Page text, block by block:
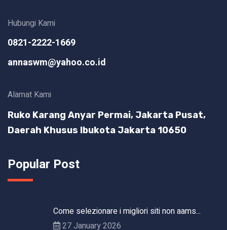
Hubungi Kami
0821-2222-1669
annaswm@yahoo.co.id
Alamat Kami
Ruko Karang Anyar Permai, Jakarta Pusat,
Daerah Khusus Ibukota Jakarta 10650
Popular Post
Come selezionare i migliori siti non aams...
27 January 2026